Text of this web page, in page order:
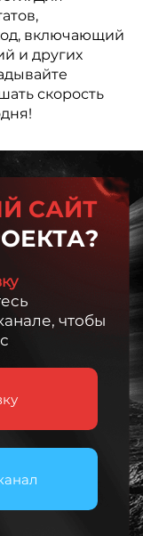
включающий
и других
скорость
САЙТ
чтобы